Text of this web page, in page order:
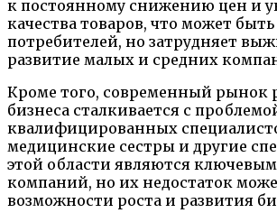
к постоянному снижению цен и
качества товаров, что может
потребителей, но затрудняет
развитие малых и средних
Кроме того, современный рынок
бизнеса сталкивается с
квалифицированных
медицинские сестры и другие
этой области являются
компаний, но их недостаток
возможности роста и развития